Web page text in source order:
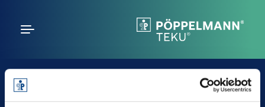
JETZT.